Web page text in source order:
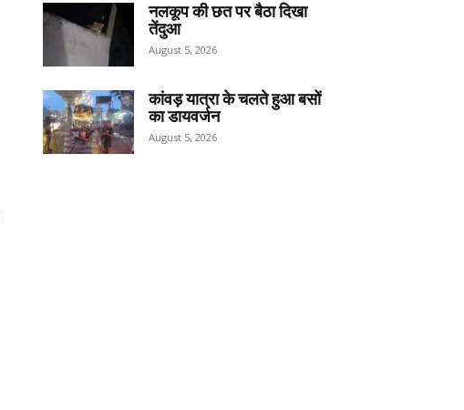
नलकूप की छत पर बैठा दिखा
तेंदुआ
August 5, 2026
कांवड़ यात्रा के चलते हुआ बसों
का डायवर्जन
August 5, 2026